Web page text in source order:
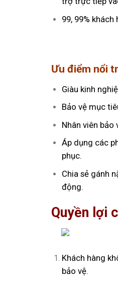
99, 99%
Ưu điểm nổi
Giàu kinh
Bảo vệ mục
Nhân viên
Áp dụng các
phục.
Chia sẻ gánh
động.
Quyền lợi
Khách hàng
bảo vệ.